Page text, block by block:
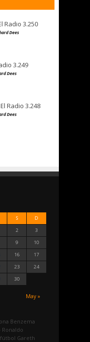
Radio 3.250
Dees
3.249
Dees
Radio 3.248
Dees
S D
May »
2
3
9
10
16
17
23
24
30
Benzema
Ronaldo
fútbol Gareth